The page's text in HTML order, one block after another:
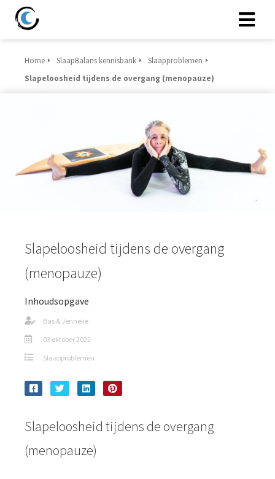
Home SlaapBalans kennisbank
Slaapproblemen
Slapeloosheid tijdens de overgang (menopauze)
Slapeloosheid tijdens de overgang
(menopauze)
Inhoudsopgave
Bas & Jenneke
03 oktober 2022
Slaapproblemen
Slapeloosheid tijdens de overgang
(menopauze)